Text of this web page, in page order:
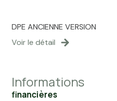
DPE ANCIENNE VERSION
Voir le détail
Informations
financières